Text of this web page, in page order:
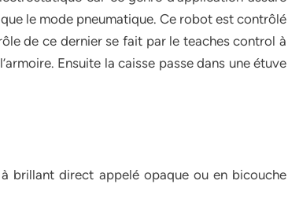
le mode pneumatique. Ce robot est contrôlé
de ce dernier se fait par le teaches control à
Ensuite la caisse passe dans une étuve
brillant direct appelé opaque ou en bicouche